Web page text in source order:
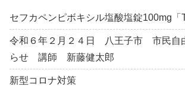
セフカペンピボキシル塩酸塩錠100mg「
令和６年２月２４日 八王子市 市民自
らせ 講師 新藤健太郎
新型コロナ対策